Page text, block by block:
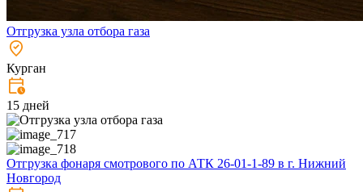
Отгрузка узла отбора газа
Курган
15 дней
Отгрузка фонаря смотрового по АТК 26-01-1-89 в г. Нижний
Новгород